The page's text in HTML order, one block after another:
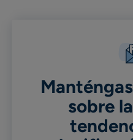
sobre